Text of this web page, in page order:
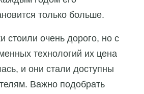
только больше.
стоили очень дорого, но с
технологий их цена
и они стали доступны
Важно подобрать